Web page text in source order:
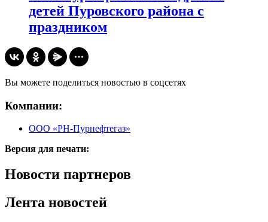
детей Пуровского района с
праздником
Вы можете поделиться новостью в соцсетях
Компании:
ООО «РН-Пурнефтегаз»
Версия для печати:
Новости партнеров
Лента новостей